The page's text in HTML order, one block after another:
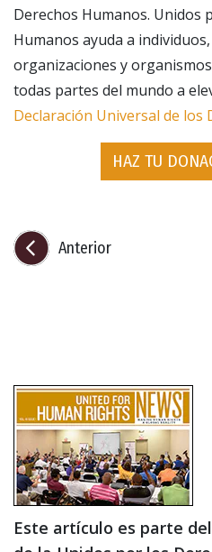
Derechos Humanos. Unidos
Humanos ayuda a
organizaciones y
todas partes del mundo a
Declaración Universal de los
HAZ TU
Anterior
Este artículo es parte